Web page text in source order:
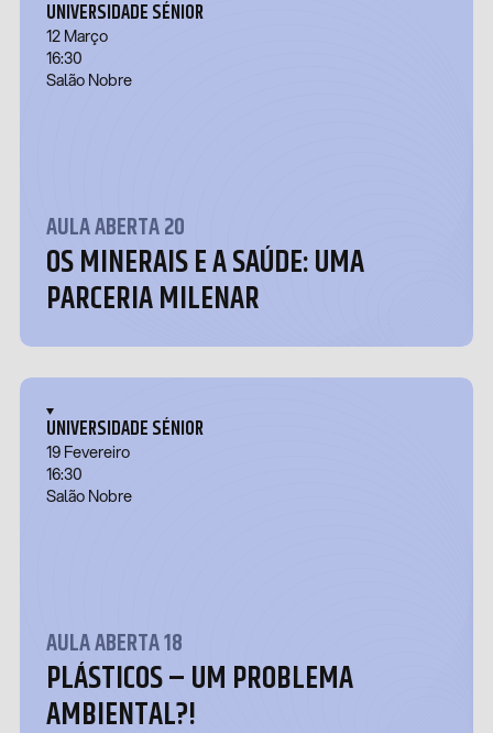
UNIVERSIDADE SÉNIOR
12 Março
16:30
Salão Nobre
AULA ABERTA 20
OS MINERAIS E A SAÚDE: UMA
PARCERIA MILENAR
UNIVERSIDADE SÉNIOR
19 Fevereiro
16:30
Salão Nobre
AULA ABERTA 18
PLÁSTICOS – UM PROBLEMA
AMBIENTAL?!